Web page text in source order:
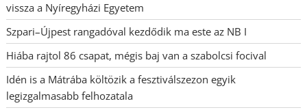
vissza a Nyíregyházi Egyetem
Szpari–Újpest rangadóval kezdődik ma este az NB I
Hiába rajtol 86 csapat, mégis baj van a szabolcsi focival
Idén is a Mátrába költözik a fesztiválszezon egyik
legizgalmasabb felhozatala